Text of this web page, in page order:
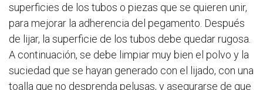
superficies de los tubos o piezas que se quieren unir,
para mejorar la adherencia del pegamento. Después
de lijar, la superficie de los tubos debe quedar rugosa.
A continuación, se debe limpiar muy bien el polvo y la
suciedad que se hayan generado con el lijado, con una
toalla que no desprenda pelusas, y asegurarse de que